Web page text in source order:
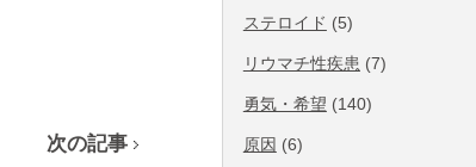
次の記事
ステロイド (5)
リウマチ性疾患 (7)
勇気・希望 (140)
原因 (6)